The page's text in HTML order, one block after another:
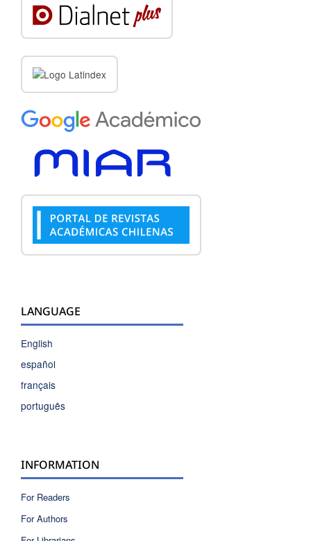
LANGUAGE
English
español
français
português
INFORMATION
For Readers
For Authors